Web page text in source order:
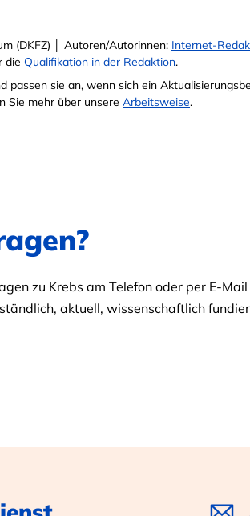
(DKFZ) │ Autoren/Autorinnen: Internet-
die Qualifikation in der Redaktion.
sie an, wenn sich ein
Sie mehr über unsere Arbeitsweise.
zu Krebs am Telefon oder per E-Mail
aktuell, wissenschaftlich